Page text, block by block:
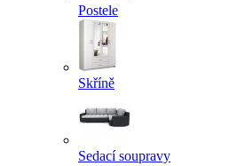
Postele
Skříně
Sedací soupravy